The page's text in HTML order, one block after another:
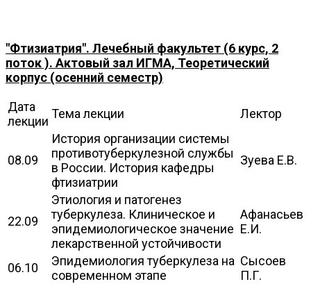
"Фтизиатрия". Лечебный факультет (6 курс, 2
поток ). Актовый зал ИГМА, Теоретический
корпус (осенний семестр)
Дата
лекции
Тема лекции Лектор
08.09
История организации системы
противотуберкулезной службы
в России. История кафедры
фтизиатрии
Зуева Е.В.
22.09
Этиология и патогенез
туберкулеза. Клиническое и
эпидемиологическое значение
лекарственной устойчивости
Афанасьев
Е.И.
06.10
Эпидемиология туберкулеза на
современном этапе
Сысоев
П.Г.